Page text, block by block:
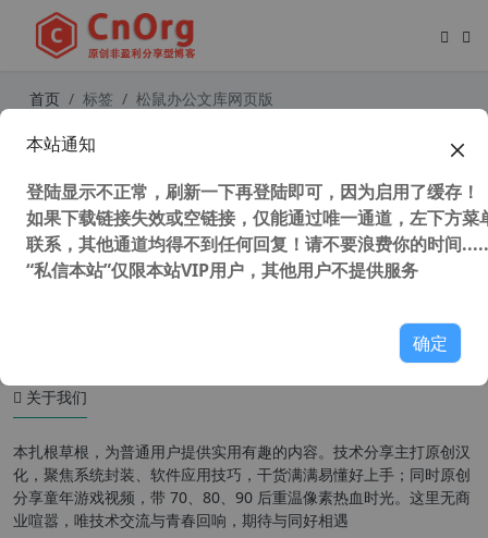
首页 标签 松鼠办公文库网页版
文库下载器
关于我们
本扎根草根，为普通用户提供实用有趣的内容。技术分享主打原创汉
化，聚焦系统封装、软件应用技巧，干货满满易懂好上手；同时原创
分享童年游戏视频，带 70、80、90 后重温像素热血时光。这里无商
业喧嚣，唯技术交流与青春回响，期待与同好相遇
本站通知
登陆显示不正常，刷新一下再登陆即可，因为启用了缓存！
如果下载链接失效或空链接，仅能通过唯一通道，左下方菜
联系，其他通道均得不到任何回复！请不要浪费你的时间
“私信本站”仅限本站VIP用户，其他用户不提供服务
确定